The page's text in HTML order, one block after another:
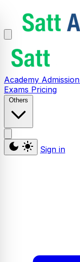
Academy Admission
Exams Pricing
Others
Sign in